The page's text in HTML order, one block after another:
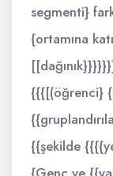
segmenti}
{ortamına
{{{[(öğrenci}
{{şekilde